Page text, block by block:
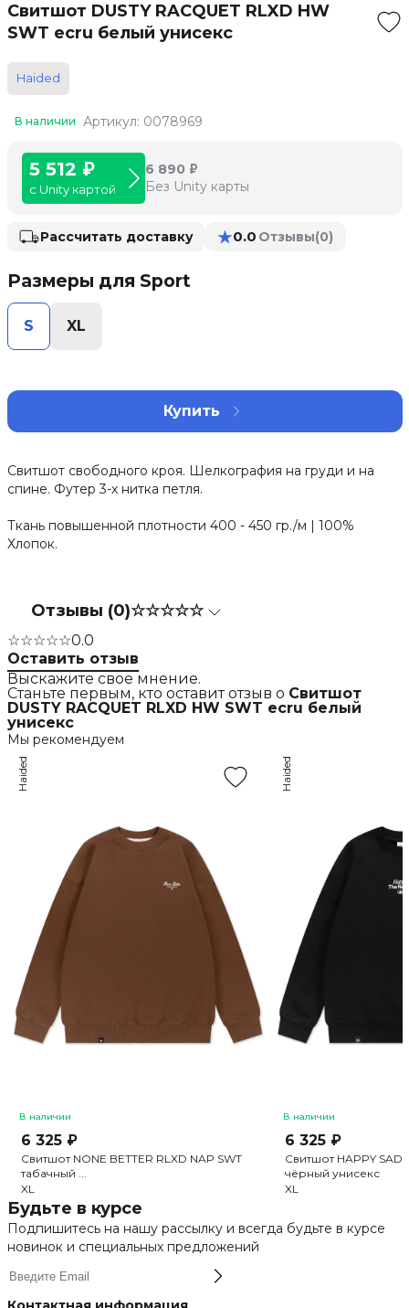
Свитшот DUSTY RACQUET RLXD HW
SWT ecru белый унисекс
Haided
В наличии Артикул: 0078969
5 512 ₽
с Unity картой
6 890 ₽
Без Unity карты
Рассчитать доставку ★0.0 Отзывы(0)
Размеры для Sport
S XL
Купить
Свитшот свободного кроя. Шелкография на груди и на
спине. Футер 3-х нитка петля.
Ткань повышенной плотности 400 - 450 гр./м | 100%
Хлопок.
Отзывы (0)☆☆☆☆☆
☆☆☆☆☆0.0
Оставить отзыв
Выскажите свое мнение.
Станьте первым, кто оставит отзыв о Свитшот
DUSTY RACQUET RLXD HW SWT ecru белый
унисекс
Мы рекомендуем
В наличии
Haided
6 325 ₽
Свитшот NONE BETTER RLXD NAP SWT
табачный ...
XL
В наличии
Haided
6 325 ₽
Свитшот HAPPY SAD
чёрный унисекс
XL
Будьте в курсе
Подпишитесь на нашу рассылку и всегда будьте в курсе
новинок и специальных предложений